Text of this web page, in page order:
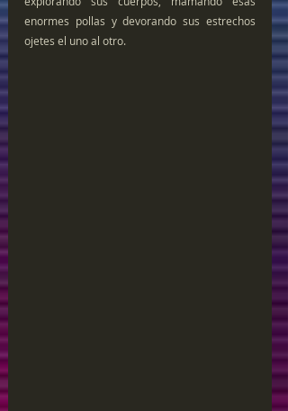
enormes pollas y devorando sus estrechos
ojetes el uno al otro.